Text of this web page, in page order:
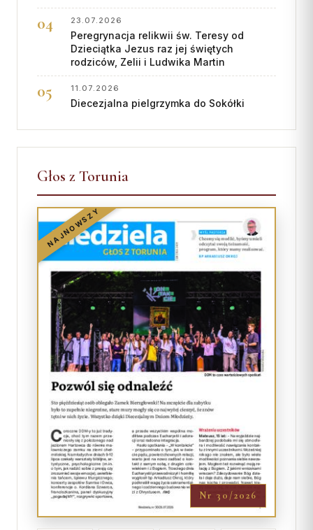
23.07.2026
Peregrynacja relikwii św. Teresy od
Dzieciątka Jezus raz jej świętych
rodziców, Zelii i Ludwika Martin
11.07.2026
Diecezjalna pielgrzymka do Sokółki
Głos z Torunia
NAJNOWSZY
Nr 30/2026